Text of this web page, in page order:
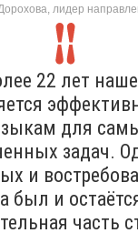
лидер
22 лет
для
задач.
и
был и
часть